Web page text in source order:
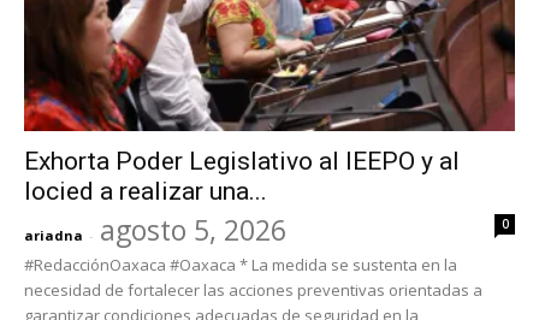
Exhorta Poder Legislativo al IEEPO y al
Iocied a realizar una...
ariadna - agosto 5, 2026 0
#RedacciónOaxaca #Oaxaca * La medida se sustenta en la
necesidad de fortalecer las acciones preventivas orientadas a
garantizar condiciones adecuadas de seguridad en la